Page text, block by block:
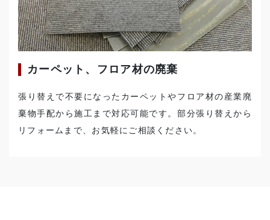
カーペット、フロア材の廃棄
張り替えで不要になったカーペットやフロア材の産業廃
棄物手配から施工まで対応可能です。部分張り替えから
リフォームまで、お気軽にご相談ください。